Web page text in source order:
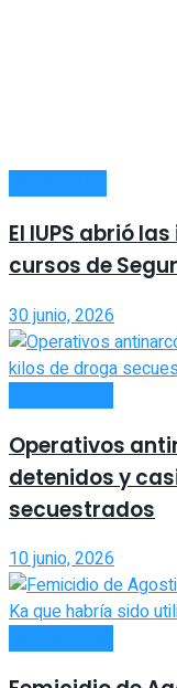
El IUPS abrió
cursos de
30 junio, 2026
Operativos
detenidos y
secuestrados
10 junio, 2026